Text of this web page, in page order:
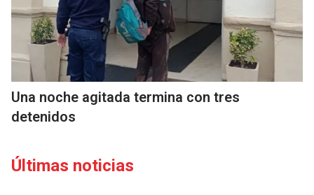
Una noche agitada termina con tres
detenidos
Últimas noticias